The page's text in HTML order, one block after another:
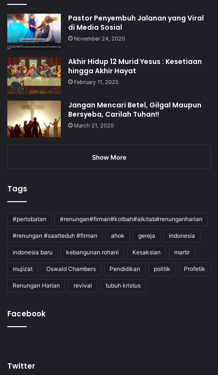
Pastor Penyembuh Jalanan yang Viral
di Media Sosial
November 24, 2020
Akhir Hidup 12 Murid Yesus : Kesetiaan
hingga Akhir Hayat
February 11, 2025
Jangan Mencari Betel, Gilgal Maupun
Bersyeba, Carilah Tuhan!!
March 21, 2020
Show More
Tags
#pertobatan #renungan#firman#kotbah#alkitab#renunganharian
#renungan #saatteduh #firman ahok gereja indonesia
indonesia baru kebangunan rohani Kesaksian martir
mujizat Oswald Chambers Pendidikan politik Profetik
Renungan Harian revival tubuh kristus
Facebook
Twitter